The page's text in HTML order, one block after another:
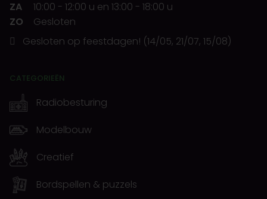
ZA
10:00 - 12:00 u en 13:00 - 18:00 u
ZO
Gesloten
Gesloten op feestdagen! (14/05, 21/07, 15/08)
CATEGORIEËN
Radiobesturing
Modelbouw
Creatief
Bordspellen & puzzels